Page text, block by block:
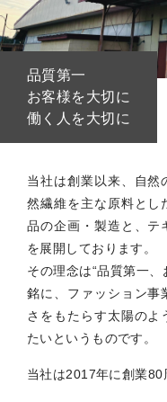
品質第一
お客様を大切に
働く人を大切に
当社は創業以来、自然
然繊維を主な原料とし
品の企画・製造と、テ
を展開しております。
その理念は“品質第一
銘に、ファッション事
さをもたらす太陽のよ
たいというものです。
当社は2017年に創業80